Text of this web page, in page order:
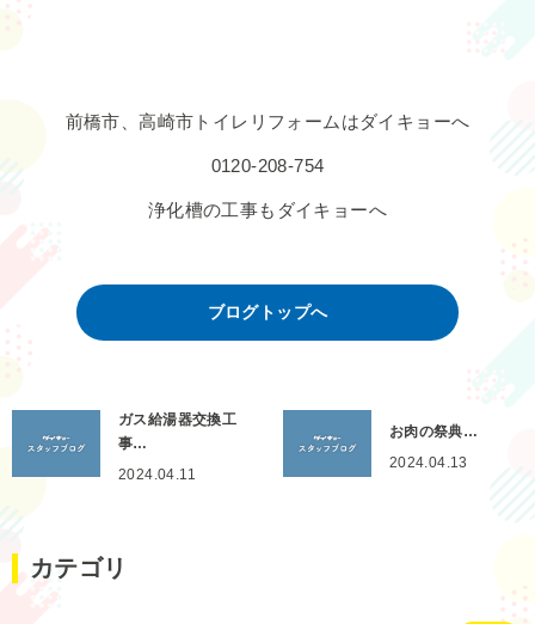
前橋市、高崎市トイレリフォームはダイキョーへ
0120-208-754
浄化槽の工事もダイキョーへ
ブログトップへ
ガス給湯器交換工
事…
2024.04.11
お肉の祭典…
2024.04.13
カテゴリ